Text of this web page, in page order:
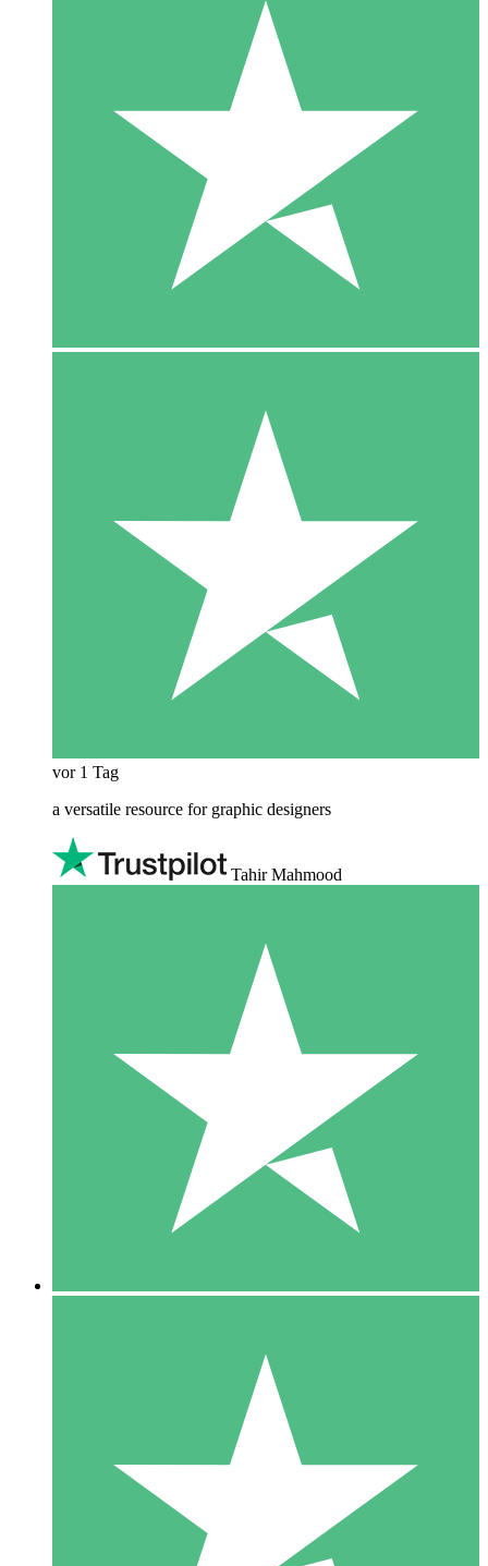
vor 1 Tag
a versatile resource for graphic designers
Tahir Mahmood